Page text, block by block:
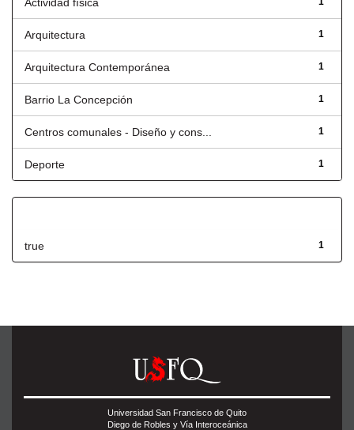
1
Arquitectura
1
Arquitectura Contemporánea
1
Barrio La Concepción
1
Centros comunales - Diseño y cons...
1
Deporte
1
true
Universidad San Francisco de Quito
Diego de Robles y Vía Interoceánica